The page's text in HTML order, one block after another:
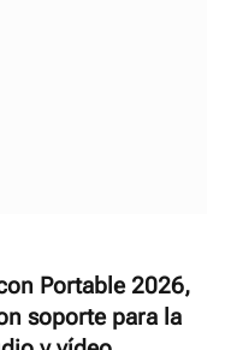
Portable 2026,
soporte para la